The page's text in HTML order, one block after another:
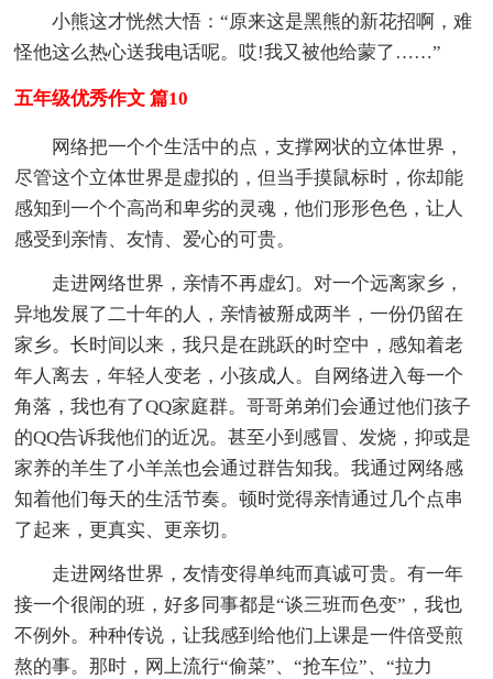
小熊这才恍然大悟：“原来这是黑熊的新花招啊，难
怪他这么热心送我电话呢。哎!我又被他给蒙了……”
五年级优秀作文 篇10
网络把一个个生活中的点，支撑网状的立体世界，
尽管这个立体世界是虚拟的，但当手摸鼠标时，你却能
感知到一个个高尚和卑劣的灵魂，他们形形色色，让人
感受到亲情、友情、爱心的可贵。
走进网络世界，亲情不再虚幻。对一个远离家乡，
异地发展了二十年的人，亲情被掰成两半，一份仍留在
家乡。长时间以来，我只是在跳跃的时空中，感知着老
年人离去，年轻人变老，小孩成人。自网络进入每一个
角落，我也有了QQ家庭群。哥哥弟弟们会通过他们孩子
的QQ告诉我他们的近况。甚至小到感冒、发烧，抑或是
家养的羊生了小羊羔也会通过群告知我。我通过网络感
知着他们每天的生活节奏。顿时觉得亲情通过几个点串
了起来，更真实、更亲切。
走进网络世界，友情变得单纯而真诚可贵。有一年
接一个很闹的班，好多同事都是“谈三班而色变”，我也
不例外。种种传说，让我感到给他们上课是一件倍受煎
熬的事。那时，网上流行“偷菜”、“抢车位”、“拉力